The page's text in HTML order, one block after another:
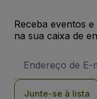
Receba eventos
na sua caixa de
de
Junte-se à lista